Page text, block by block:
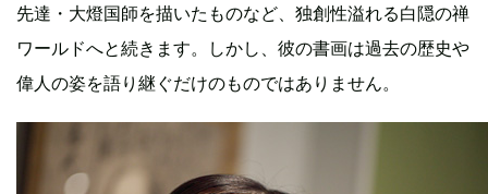
先達・大燈国師を描いたものなど、独創性溢れる白隠の禅
ワールドへと続きます。しかし、彼の書画は過去の歴史や
偉人の姿を語り継ぐだけのものではありません。